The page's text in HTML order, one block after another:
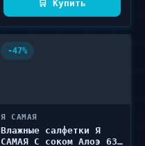
🛒 Купить
-47%
Я САМАЯ
Влажные салфетки Я
САМАЯ С соком Алоэ 63